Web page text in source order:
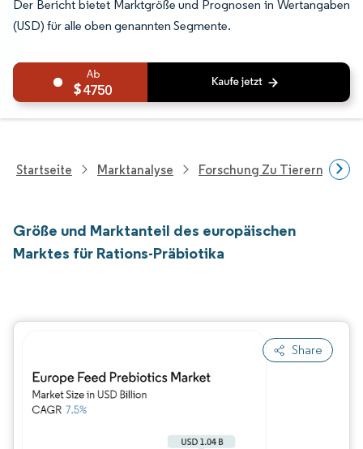
Der Bericht bietet Marktgröße und Prognosen in Wertangaben
(USD) für alle oben genannten Segmente.
4750
Startseite Marktanalyse Forschung Zu
Größe und Marktanteil des europäischen
Marktes für Rations-Präbiotika
Share